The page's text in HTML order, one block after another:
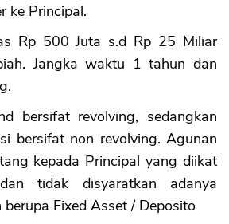
ke Principal.
Rp 500 Juta s.d Rp 25 Miliar
Jangka waktu 1 tahun dan
bersifat revolving, sedangkan
bersifat non revolving. Agunan
kepada Principal yang diikat
tidak disyaratkan adanya
Fixed Asset / Deposito